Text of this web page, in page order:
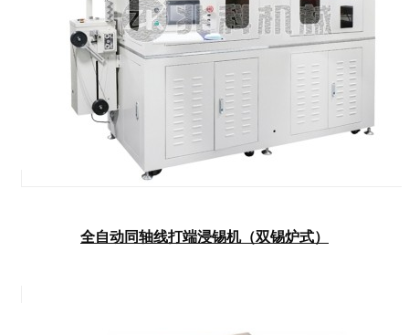
全自动同轴线打端浸锡机（双锡炉式）